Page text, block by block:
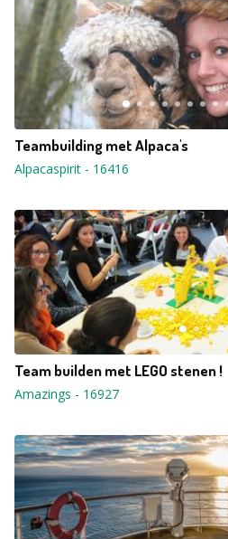
Teambuilding met Alpaca's
Alpacaspirit - 16416
Team builden met LEGO stenen !
Amazings - 16927